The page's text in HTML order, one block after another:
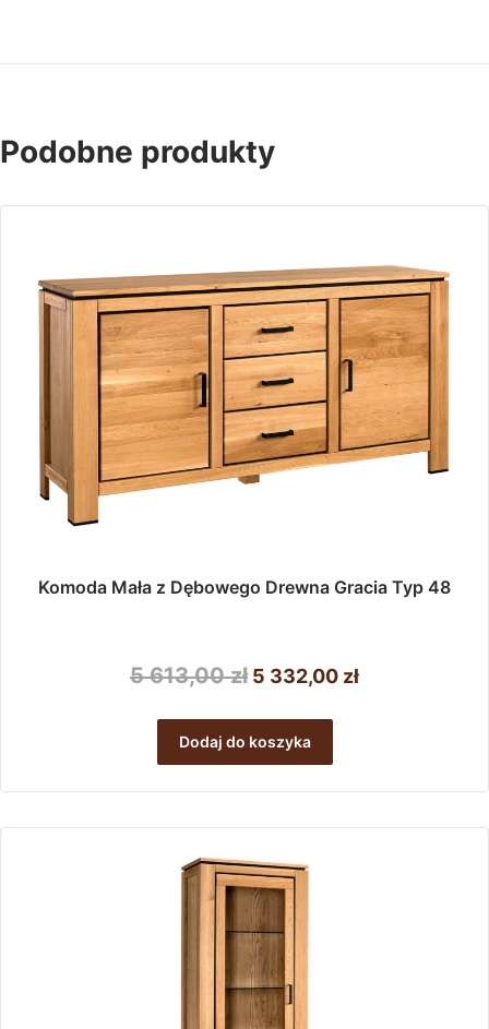
Podobne produkty
Komoda Mała z Dębowego Drewna Gracia Typ 48
5 613,00zł Pierwotna
wynosiła:
5
613,00 zł.
5 332,00 złAktualna
332,00 zł.
Dodaj do koszyka